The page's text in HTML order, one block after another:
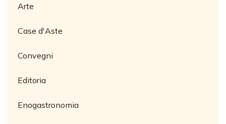
Arte
Case d'Aste
Convegni
Editoria
Enogastronomia